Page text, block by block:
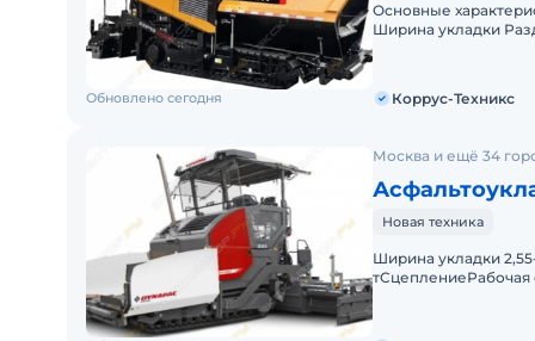
Основные
Ширина укладки
Обновлено сегодня Коррус-Техникс
Москва и ещё 34
Новая техника
Ширина укладки
тСцеплениеРабочая